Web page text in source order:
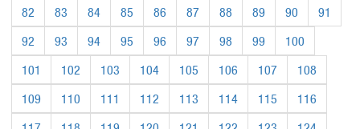
82
83 84 85 86 87 88 89 90
91
92
93 94 95 96 97 98 99
100
101
102 103 104 105 106 107
108
109
110 111 112 113 114 115
116